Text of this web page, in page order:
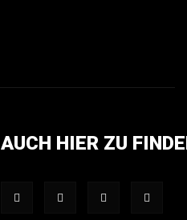
AUCH HIER ZU